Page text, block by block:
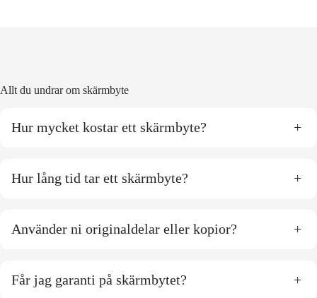
Allt du undrar om skärmbyte
Hur mycket kostar ett skärmbyte? +
Hur lång tid tar ett skärmbyte? +
Använder ni originaldelar eller kopior? +
Får jag garanti på skärmbytet? +